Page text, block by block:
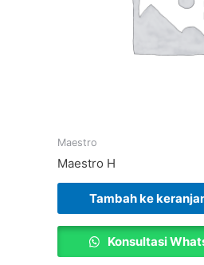
Maestro
Maestro H
Tambah ke
Konsultasi